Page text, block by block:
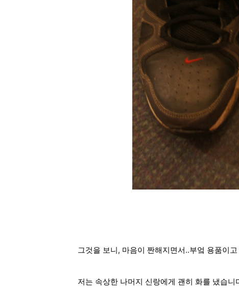
그것을 보니, 마음이 짠해지면서..부엌 용품이
저는 속상한 나머지 신랑에게 괜히 화를 냈습니